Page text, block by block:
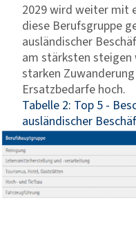
2029 wird weiter mit
diese Berufsgruppe
ausländischer
am stärksten
starken
Ersatzbedarfe hoch.
Tabelle 2: Top 5 -
ausländischer